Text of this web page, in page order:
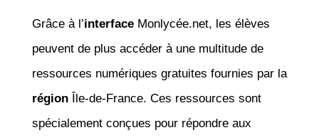
Grâce à l’interfaceMonlycée.net, les élèves
peuvent de plus accéder à une multitude de
ressources numériques gratuites fournies par la
régionÎle-de-France. Ces ressources sont
spécialement conçues pour répondre aux